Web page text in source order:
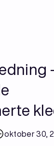
oktober 30,